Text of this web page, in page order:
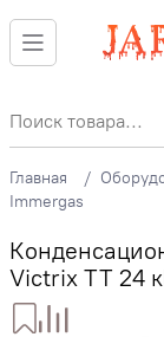
Главная
Immergas
Victrix TT 24